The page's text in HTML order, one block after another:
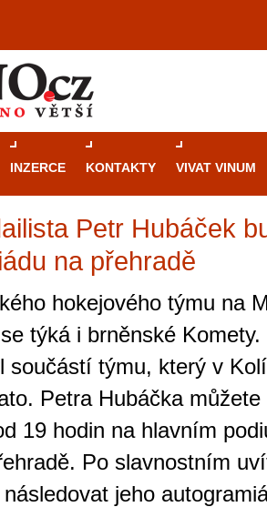
INZERCE KONTAKTY VIVAT VINUM
Petr Hubáček
na přehradě
hokejového týmu na
týká i brněnské
součástí týmu, který v
Petra Hubáčka
19 hodin na hlavním
Po slavnostním
jeho
Průvodce
Brně: Od
Brno je
zajímavé
restaurace,
také místem, kde si
kasinové hry. V
širokou nabídku her
jak pro pravidelné
V...